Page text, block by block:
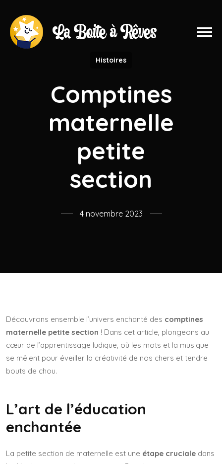
Histoires
Comptines
maternelle
petite
section
4 novembre 2023
Découvrons ensemble l’univers enchanté des comptines
maternelle petite section ! Dans cet article, plongeons au
cœur de l’apprentissage ludique, où les mots et la musique
se mêlent pour éveiller la créativité de nos chers et tendre
bouts de chou.
L’art de l’éducation
enchantée
La petite section de maternelle est une étape cruciale dans